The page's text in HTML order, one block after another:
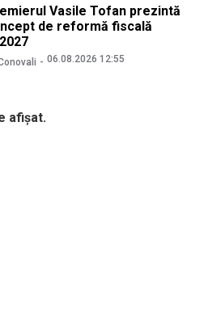
Vasile Tofan prezintă
de reformă fiscală
06.08.2026 12:55
afișat.